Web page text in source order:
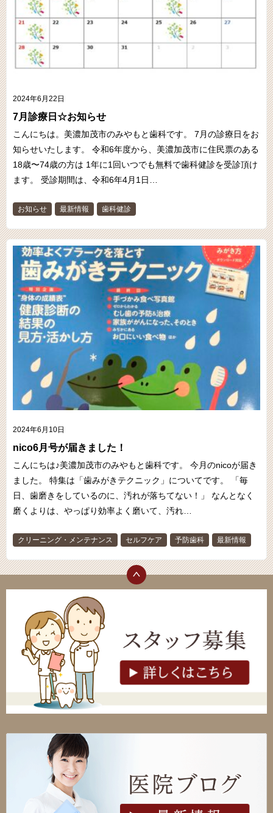
2024年6月22日
7月診療日☆お知らせ
こんにちは。美濃加茂市のみやもと歯科です。 7月の診療日をお
知らせいたします。 令和6年度から、美濃加茂市に住民票のある
18歳〜74歳の方は 1年に1回いつでも無料で歯科健診を受診頂け
ます。 受診期間は、令和6年4月1日…
お知らせ 最新情報 歯科健診
2024年6月10日
nico6月号が届きました！
こんにちは♪美濃加茂市のみやもと歯科です。 今月のnicoが届き
ました。 特集は「歯みがきテクニック」についてです。 「毎
日、歯磨きをしているのに、汚れが落ちてない！」 なんとなく
磨くよりは、やっぱり効率よく磨いて、汚れ…
クリーニング・メンテナンス セルフケア 予防歯科 最新情報